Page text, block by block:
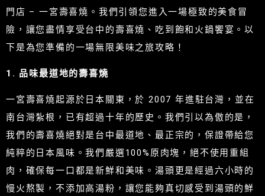
門店 – 一宮壽喜燒。我們引領您進入一場極致的美食冒
險，讓您盡情享受台中的壽喜燒、吃到飽和火鍋饗宴。以
下是為您準備的一場無限美味之旅攻略！
1. 品味最道地的壽喜燒
一宮壽喜燒起源於日本關東，於 2007 年進駐台灣，並在
南台灣紮根，已有超過十年的歷史。我們引以為傲的是，
我們的壽喜燒絕對是台中最道地、最正宗的，保證帶給您
純粹的日本風味。我們嚴選100%原肉塊，絕不使用重組
肉，確保每一口都是新鮮和美味。湯頭更是經過六小時的
慢火熬製，不添加高湯粉，讓您能夠真切感受到湯頭的鮮